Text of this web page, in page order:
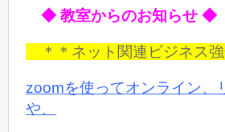
◆ 教室からのお知らせ ◆
＊＊ネット関連ビジネス
zoomを使ってオンライン、
や、